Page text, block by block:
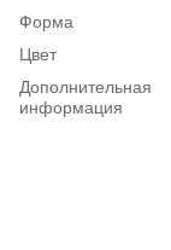
Форма
Цвет
Дополнительная
информация